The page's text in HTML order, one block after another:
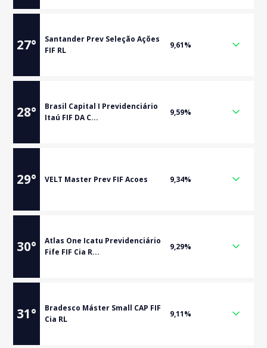
27°
Santander Prev Seleção Ações
FIF RL
9,61%
28°
Brasil Capital I Previdenciário
Itaú FIF DA C...
9,59%
29° VELT Master Prev FIF Acoes 9,34%
30°
Atlas One Icatu Previdenciário
Fife FIF Cia R...
9,29%
31°
Bradesco Máster Small CAP FIF
Cia RL
9,11%